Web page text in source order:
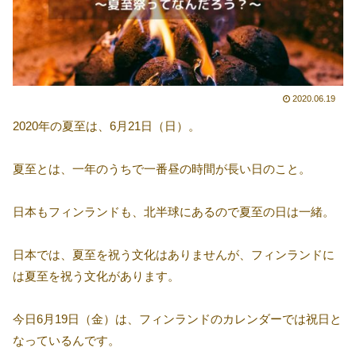
2020.06.19
2020年の夏至は、6月21日（日）。
夏至とは、一年のうちで一番昼の時間が長い日のこと。
日本もフィンランドも、北半球にあるので夏至の日は一緒。
日本では、夏至を祝う文化はありませんが、フィンランドに
は夏至を祝う文化があります。
今日6月19日（金）は、フィンランドのカレンダーでは祝日と
なっているんです。